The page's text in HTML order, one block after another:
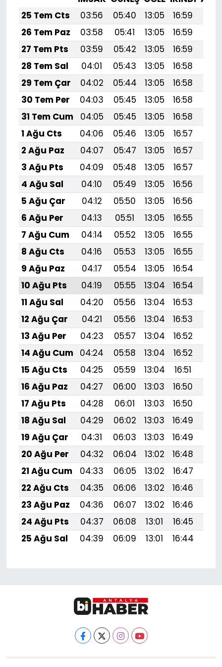
25 Tem Cts
03:56 05:40 13:05 16:59
26 Tem Paz
03:58 05:41 13:05 16:59
27 Tem Pts
03:59 05:42 13:05 16:59
28 Tem Sal
04:01 05:43 13:05 16:58
29 Tem Çar
04:02 05:44 13:05 16:58
30 Tem Per
04:03 05:45 13:05 16:58
31 Tem Cum
04:05 05:45 13:05 16:58
1 Ağu Cts
04:06 05:46 13:05 16:57
2 Ağu Paz
04:07 05:47 13:05 16:57
3 Ağu Pts
04:09 05:48 13:05 16:57
4 Ağu Sal
04:10 05:49 13:05 16:56
5 Ağu Çar
04:12 05:50 13:05 16:56
6 Ağu Per
04:13 05:51 13:05 16:55
7 Ağu Cum
04:14 05:52 13:05 16:55
8 Ağu Cts
04:16 05:53 13:05 16:55
9 Ağu Paz
04:17 05:54 13:05 16:54
10 Ağu Pts
04:19 05:55 13:04 16:54
11 Ağu Sal
04:20 05:56 13:04 16:53
12 Ağu Çar
04:21 05:56 13:04 16:53
13 Ağu Per
04:23 05:57 13:04 16:52
14 Ağu Cum
04:24 05:58 13:04 16:52
15 Ağu Cts
04:25 05:59 13:04 16:51
16 Ağu Paz
04:27 06:00 13:03 16:50
17 Ağu Pts
04:28 06:01 13:03 16:50
18 Ağu Sal
04:29 06:02 13:03 16:49
19 Ağu Çar
04:31 06:03 13:03 16:49
20 Ağu Per
04:32 06:04 13:02 16:48
21 Ağu Cum
04:33 06:05 13:02 16:47
22 Ağu Cts
04:35 06:06 13:02 16:46
23 Ağu Paz
04:36 06:07 13:02 16:46
24 Ağu Pts
04:37 06:08 13:01 16:45
25 Ağu Sal
04:39 06:09 13:01 16:44